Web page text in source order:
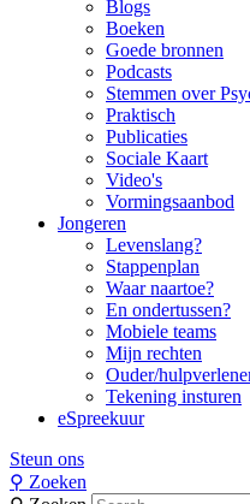
Blogs
Boeken
Goede bronnen
Podcasts
Stemmen over
Praktisch
Publicaties
Sociale Kaart
Video's
Vormingsaanbod
Jongeren
Levenslang?
Stappenplan
Waar naartoe?
En ondertussen?
Mobiele teams
Mijn rechten
Ouder/
Tekening insturen
eSpreekuur
Steun ons
⚲ Zoeken